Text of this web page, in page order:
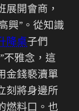
展開會商，
興”。從知識
降桌子們
不雅念，這
金錢褻瀆單
刻將身邊所
燃料口。也